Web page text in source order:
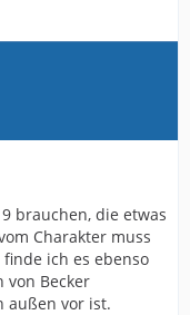
brauchen, die etwas
Charakter muss
ich es ebenso
von Becker
außen vor ist.